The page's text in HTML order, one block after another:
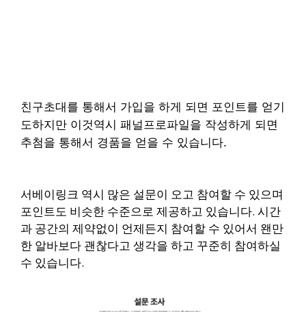
친구초대를 통해서 가입을 하게 되면 포인트를 얻기
도하지만 이것역시 패널프로파일을 작성하게 되면
추첨을 통해서 경품을 얻을 수 있습니다.
서베이링크 역시 많은 설문이 오고 참여할 수 있으며
포인트도 비슷한 수준으로 제공하고 있습니다. 시간
과 공간의 제약없이 언제든지 참여할 수 있어서 왠만
한 알바보다 괜찮다고 생각을 하고 꾸준히 참여하실
수 있습니다.